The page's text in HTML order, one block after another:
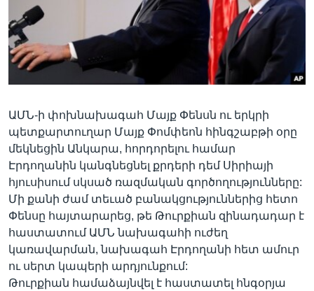
Լեզուներ
ԱՄՆ-ի փոխնախագահ Մայք Փենսն ու երկրի
պետքարտուղար Մայք Փոմփեոն հինգշաբթի օրը
մեկնեցին Անկարա, հորդորելու համար
Էրդողանին կանգնեցնել քրդերի դեմ Սիրիայի
հյուսիսում սկսած ռազմական գործողությունները:
Մի քանի ժամ տեւած բանակցություններից հետո
Փենսը հայտարարեց, թե Թուրքիան զինադադար է
հաստատում ԱՄՆ նախագահի ուժեղ
կառավարման, նախագահ Էրդողանի հետ ամուր
ու սերտ կապերի արդյունքում:
Թուրքիան համաձայնվել է հաստատել հնգօրյա